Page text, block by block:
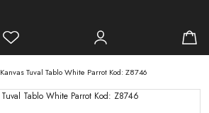
Kanvas Tuval Tablo White Parrot Kod: Z8746